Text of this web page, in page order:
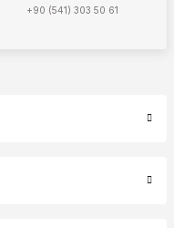
+90 (541) 303 50 61